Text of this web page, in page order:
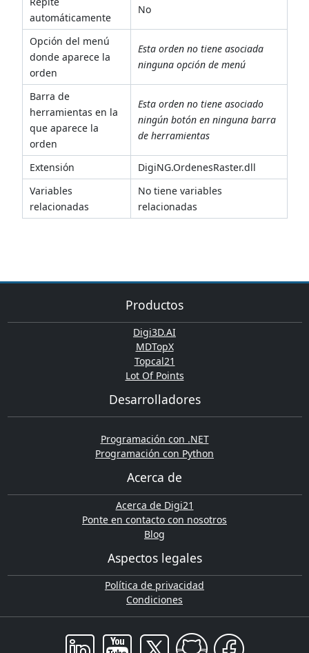
automáticamente
No
Opción del menú
donde aparece la
orden
Esta orden no tiene asociada
ninguna opción de menú
Barra de
herramientas en la
que aparece la
orden
Esta orden no tiene asociado
ningún botón en ninguna barra
de herramientas
Extensión
DigiNG.OrdenesRaster.dll
Variables
relacionadas
No tiene variables
relacionadas
Productos
Digi3D.AI
MDTopX
Topcal21
Lot Of Points
Desarrolladores
Programación con .NET
Programación con Python
Acerca de
Acerca de Digi21
Ponte en contacto con nosotros
Blog
Aspectos legales
Política de privacidad
Condiciones